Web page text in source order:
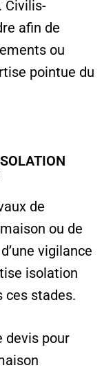
Civilis-
afin de
ou
pointue du
de
ou de
vigilance
isolation
ces stades.
devis pour